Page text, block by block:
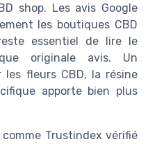
shop. Les avis Google
les boutiques CBD
essentiel de lire le
originale avis. Un
les fleurs CBD, la résine
apporte bien plus
Trustindex vérifié